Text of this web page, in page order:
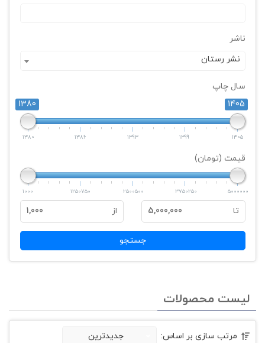
ناشر
نشر رستان
سال چاپ
1380
1405
1380 1386 1393 1399 1405
قیمت (تومان)
1000 1250750 2500500 3750250 5000000
تا 5,000,000 از 1,000
جستجو
لیست محصولات
مرتب سازی بر اساس: جدیدترین